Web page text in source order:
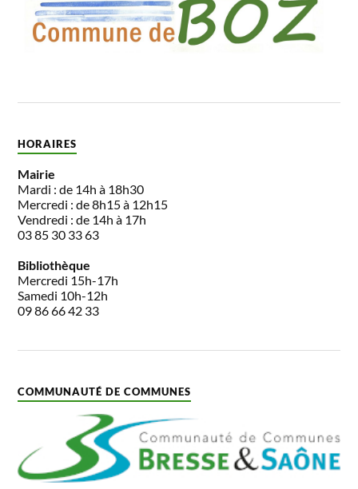
HORAIRES
Mairie
Mardi : de 14h à 18h30
Mercredi : de 8h15 à 12h15
Vendredi : de 14h à 17h
03 85 30 33 63
Bibliothèque
Mercredi 15h-17h
Samedi 10h-12h
09 86 66 42 33
COMMUNAUTÉ DE COMMUNES